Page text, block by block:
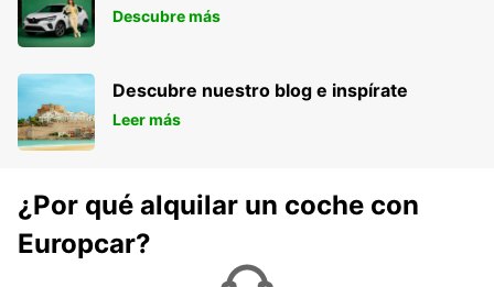
Descubre más
Descubre nuestro blog e inspírate
Leer más
¿Por qué alquilar un coche con
Europcar?